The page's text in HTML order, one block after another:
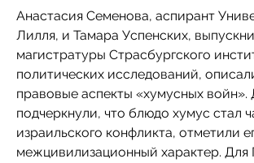
Анастасия Семенова, аспирант
Лилля, и Тамара Успенских,
магистратуры Страсбургского
политических исследований,
правовые аспекты «хумусных войн».
подчеркнули, что блюдо хумус стал
израильского конфликта, отметили
межцивилизационный характер. Для